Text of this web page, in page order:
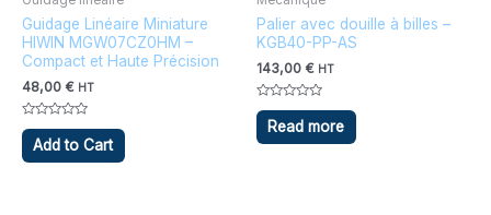
Guidage Linéaire Miniature
HIWIN MGW07CZ0HM –
Compact et Haute Précision
48,00 € HT
Note
sur
5
Add to Cart
Palier avec douille à billes –
KGB40-PP-AS
143,00 € HT
Note
sur
5
Read more